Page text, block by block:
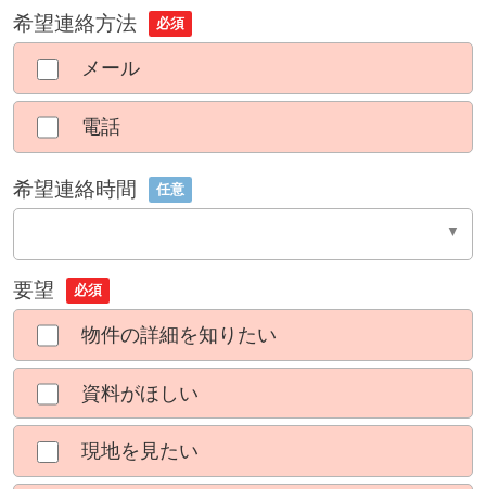
希望連絡方法 必須
メール
電話
希望連絡時間 任意
要望 必須
物件の詳細を知りたい
資料がほしい
現地を見たい